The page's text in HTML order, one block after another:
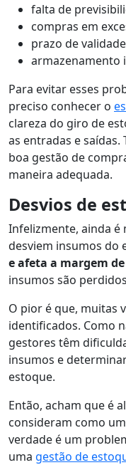
falta de
compras em
prazo de
armazenamento
Para evitar esses
preciso conhecer o
clareza do giro de
as entradas e saídas.
boa gestão de
maneira adequada.
Desvios de
Infelizmente, ainda
desviem insumos do
e afeta a margem
insumos são
O pior é que, muitas
identificados. Como
gestores têm
insumos e
estoque.
Então, acham que é
consideram como
verdade é um
uma gestão de